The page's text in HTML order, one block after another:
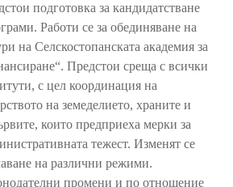
подготовка за кандидатстване
Работи се за обединяване на
на Селскостопанската академия за
Предстои среща с всички
с цел координация на
на земеделието, храните и
които предприеха мерки за
тежест. Изменят се
на различни режими.
промени и по отношение